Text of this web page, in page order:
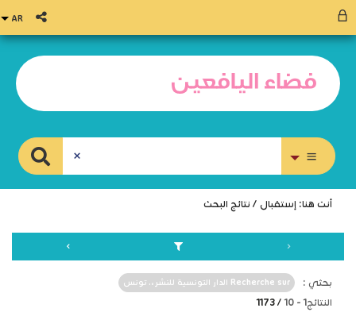
أنت هنا: إستقبال / نتائج البحث
بحثي : Recherche sur الدار التونسية للنشر،. تونس
النتائج1
-
10
/ 1173